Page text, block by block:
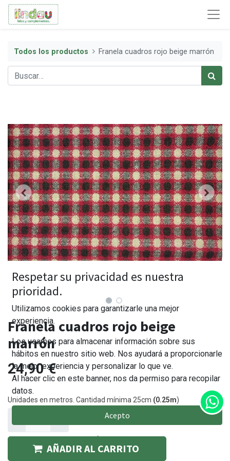
Todos los productos Franela cuadros rojo beige marrón
Franela cuadros rojo beige
marrón
24,90€
Unidades en metros. Cantidad mínima 25cm (0.25m)
AÑADIR AL CARRITO
Respetar su privacidad es nuestra
prioridad.
Utilizamos cookies para garantizarle una mejor
experiencia.
Los usamos para almacenar información sobre sus
hábitos en nuestro sitio web. Nos ayudará a proporcionarle
la mejor experiencia y personalizar lo que ve.
Al hacer clic en este banner, nos da permiso para recopilar
datos.
Acepto
Política de Cookies